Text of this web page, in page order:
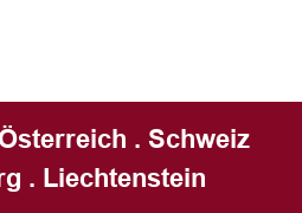
. Schweiz
. Liechtenstein